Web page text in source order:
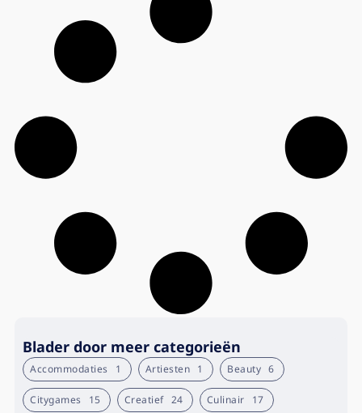
Blader door meer categorieën
Accommodaties 1 Artiesten 1 Beauty 6
Citygames 15 Creatief 24 Culinair 17